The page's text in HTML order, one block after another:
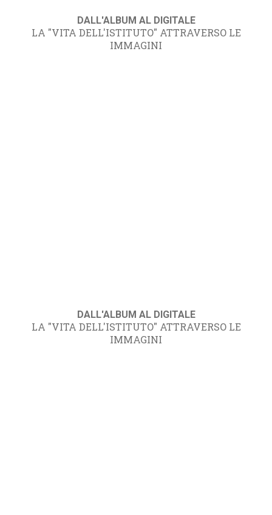
DALL'ALBUM AL DIGITALE
LA "VITA DELL'ISTITUTO" ATTRAVERSO LE
IMMAGINI
DALL'ALBUM AL DIGITALE
LA "VITA DELL'ISTITUTO" ATTRAVERSO LE
IMMAGINI